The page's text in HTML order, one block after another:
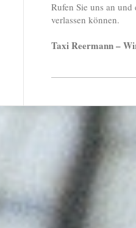
Rufen Sie uns an
verlassen können.
Taxi Reermann –